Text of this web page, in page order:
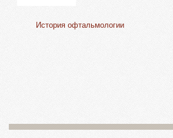
История офтальмологии